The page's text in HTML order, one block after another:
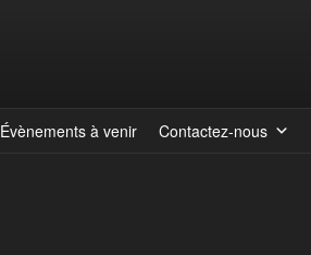
Évènements à venir Contactez-nous